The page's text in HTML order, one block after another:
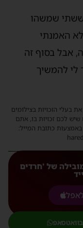
שמשהו
האמנתי
אבל בסוף זה
לי להמשיך
בעלי הזכויות בצילומים
שיש לכם זכויות בו, אתם
כתובת המייל:
של 'חרדים